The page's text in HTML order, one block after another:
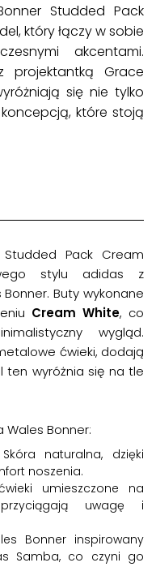
Studded Pack
który łączy w sobie
akcentami.
projektantką Grace
się nie tylko
które stoją
Pack Cream
stylu adidas z
Buty wykonane
Cream White, co
wygląd.
ćwieki, dodają
ten wyróżnia się na tle
Bonner:
naturalna, dzięki
noszenia.
umieszczone na
uwagę i
Bonner inspirowany
Samba, co czyni go